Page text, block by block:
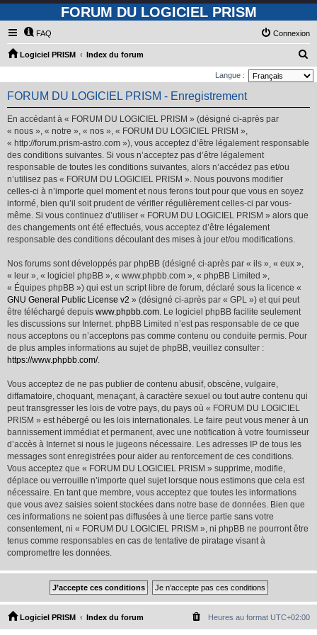
FORUM DU LOGICIEL PRISM
FAQ Connexion
Logiciel PRISM Index du forum
e
Langue :
FORUM DU LOGICIEL PRISM - Enregistrement
En accédant à « FORUM DU LOGICIEL PRISM » (désigné ci-après par
« nous », « notre », « nos », « FORUM DU LOGICIEL PRISM »,
« http://forum.prism-astro.com »), vous acceptez d’être légalement responsable
des conditions suivantes. Si vous n’acceptez pas d’être légalement
responsable de toutes les conditions suivantes, alors n’accédez pas et/ou
n’utilisez pas « FORUM DU LOGICIEL PRISM ». Nous pouvons modifier
celles-ci à n’importe quel moment et nous ferons tout pour que vous en soyez
informé, bien qu’il soit prudent de vérifier régulièrement celles-ci par vous-
même. Si vous continuez d’utiliser « FORUM DU LOGICIEL PRISM » alors que
des changements ont été effectués, vous acceptez d’être légalement
responsable des conditions découlant des mises à jour et/ou modifications.
Nos forums sont développés par phpBB (désigné ci-après par « ils », « eux »,
« leur », « logiciel phpBB », « www.phpbb.com », « phpBB Limited »,
« Équipes phpBB ») qui est un script libre de forum, déclaré sous la licence «
GNU General Public License v2 » (désigné ci-après par « GPL ») et qui peut
être téléchargé depuis www.phpbb.com. Le logiciel phpBB facilite seulement
les discussions sur Internet. phpBB Limited n’est pas responsable de ce que
nous acceptons ou n’acceptons pas comme contenu ou conduite permis. Pour
de plus amples informations au sujet de phpBB, veuillez consulter :
https://www.phpbb.com/.
Vous acceptez de ne pas publier de contenu abusif, obscène, vulgaire,
diffamatoire, choquant, menaçant, à caractère sexuel ou tout autre contenu qui
peut transgresser les lois de votre pays, du pays où « FORUM DU LOGICIEL
PRISM » est hébergé ou les lois internationales. Le faire peut vous mener à un
bannissement immédiat et permanent, avec une notification à votre fournisseur
d’accès à Internet si nous le jugeons nécessaire. Les adresses IP de tous les
messages sont enregistrées pour aider au renforcement de ces conditions.
Vous acceptez que « FORUM DU LOGICIEL PRISM » supprime, modifie,
déplace ou verrouille n’importe quel sujet lorsque nous estimons que cela est
nécessaire. En tant que membre, vous acceptez que toutes les informations
que vous avez saisies soient stockées dans notre base de données. Bien que
ces informations ne soient pas diffusées à une tierce partie sans votre
consentement, ni « FORUM DU LOGICIEL PRISM », ni phpBB ne pourront être
tenus comme responsables en cas de tentative de piratage visant à
compromettre les données.
Logiciel PRISM Index du forum Heures au format UTC+02:00